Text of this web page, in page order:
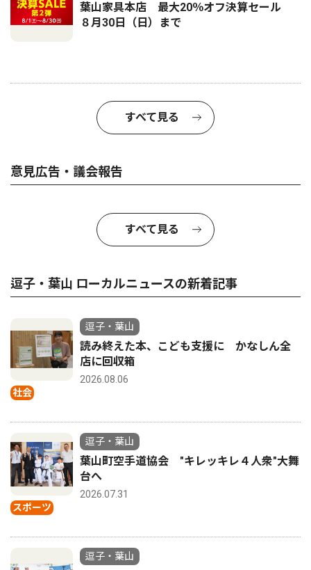
葉山家具本店 最大20％オフ決算セール
８月30日（日）まで
すべて見る
意見広告・議会報告
すべて見る
逗子・葉山 ローカルニュースの新着記事
社会
逗子・葉山
読み終えた本、こども支援に かなしん全
店に回収箱
2026.08.06
スポーツ
逗子・葉山
葉山町空手道協会 "キレッキレ４人衆"大舞
台へ
2026.07.31
逗子・葉山